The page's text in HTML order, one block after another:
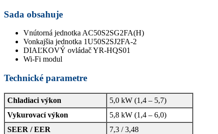
Sada obsahuje
Vnútorná jednotka AC50S2SG2FA(H)
Vonkajšia jednotka 1U50S2SJ2FA-2
DIAĽKOVÝ ovládač YR-HQS01
Wi-Fi modul
Technické parametre
Chladiaci výkon
5,0 kW (1,4 – 5,7)
Vykurovací výkon
5,8 kW (1,4 – 6,0)
SEER / EER
7,3 / 3,48